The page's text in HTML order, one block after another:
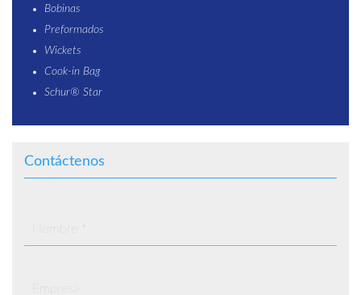
Bobinas
Preformados
Wickets
Cook-in Bag
Schur® Star
Contáctenos